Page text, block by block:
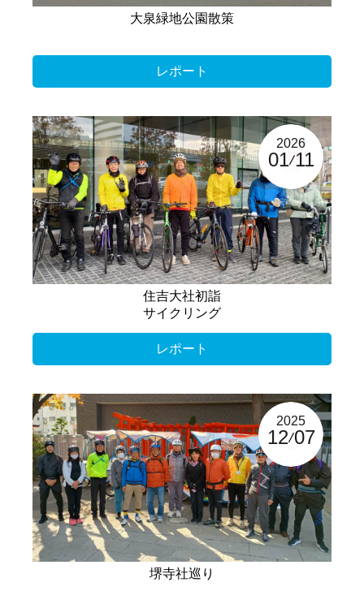
大泉緑地公園散策
レポート
2026
01 11
住吉大社初詣
サイクリング
レポート
2025
12 07
堺寺社巡り